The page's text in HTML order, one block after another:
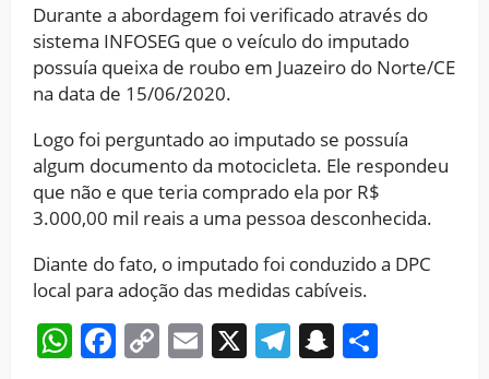
Durante a abordagem foi verificado através do
sistema INFOSEG que o veículo do imputado
possuía queixa de roubo em Juazeiro do Norte/CE
na data de 15/06/2020.
Logo foi perguntado ao imputado se possuía
algum documento da motocicleta. Ele respondeu
que não e que teria comprado ela por R$
3.000,00 mil reais a uma pessoa desconhecida.
Diante do fato, o imputado foi conduzido a DPC
local para adoção das medidas cabíveis.
WhatsApp
Facebook
CopyEmail
X Telegram
Snapchat